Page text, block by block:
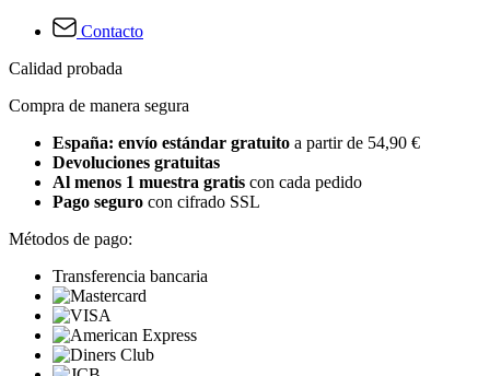
Contacto
Calidad probada
Compra de manera segura
España: envío estándar gratuito a partir de 54,90 €
Devoluciones gratuitas
Al menos 1 muestra gratis con cada pedido
Pago seguro con cifrado SSL
Métodos de pago:
Transferencia bancaria